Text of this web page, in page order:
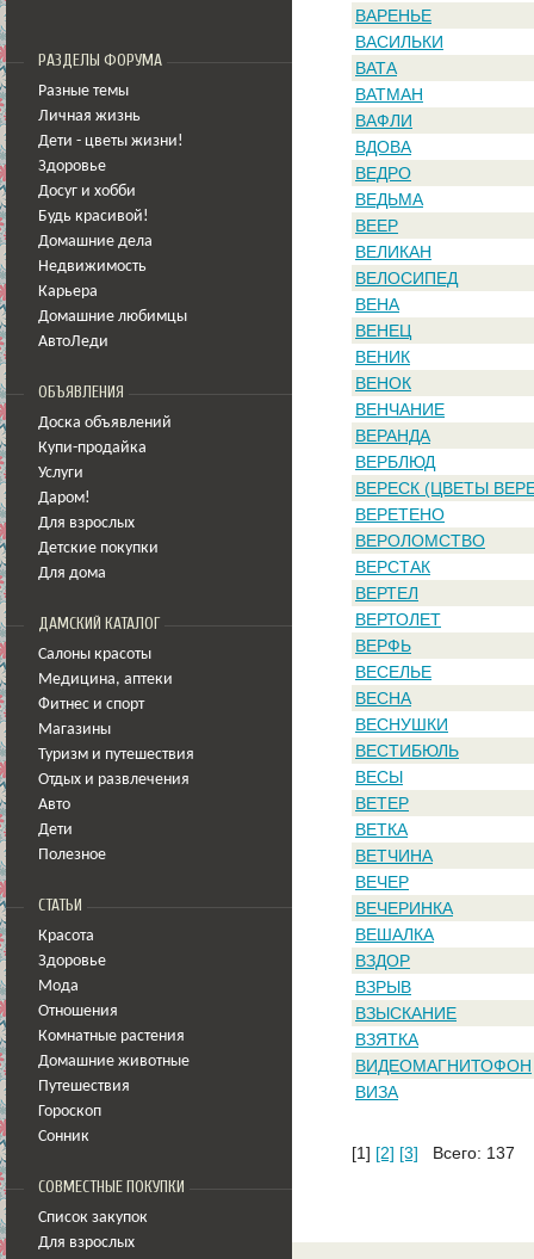
РАЗДЕЛЫ ФОРУМА
Разные темы
Личная жизнь
Дети - цветы жизни!
Здоровье
Досуг и хобби
Будь красивой!
Домашние дела
Недвижимость
Карьера
Домашние любимцы
АвтоЛеди
ОБЪЯВЛЕНИЯ
Доска объявлений
Купи-продайка
Услуги
Даром!
Для взрослых
Детские покупки
Для дома
ДАМСКИЙ КАТАЛОГ
Салоны красоты
Медицина, аптеки
Фитнес и спорт
Магазины
Туризм и путешествия
Отдых и развлечения
Авто
Дети
Полезное
СТАТЬИ
Красота
Здоровье
Мода
Отношения
Комнатные растения
Домашние животные
Путешествия
Гороскоп
Сонник
СОВМЕСТНЫЕ ПОКУПКИ
Список закупок
Для взрослых
ВАРЕНЬЕ
ВАСИЛЬКИ
ВАТА
ВАТМАН
ВАФЛИ
ВДОВА
ВЕДРО
ВЕДЬМА
ВЕЕР
ВЕЛИКАН
ВЕЛОСИПЕД
ВЕНА
ВЕНЕЦ
ВЕНИК
ВЕНОК
ВЕНЧАНИЕ
ВЕРАНДА
ВЕРБЛЮД
ВЕРЕСК (ЦВЕТЫ
ВЕРЕТЕНО
ВЕРОЛОМСТВО
ВЕРСТАК
ВЕРТЕЛ
ВЕРТОЛЕТ
ВЕРФЬ
ВЕСЕЛЬЕ
ВЕСНА
ВЕСНУШКИ
ВЕСТИБЮЛЬ
ВЕСЫ
ВЕТЕР
ВЕТКА
ВЕТЧИНА
ВЕЧЕР
ВЕЧЕРИНКА
ВЕШАЛКА
ВЗДОР
ВЗРЫВ
ВЗЫСКАНИЕ
ВЗЯТКА
ВИДЕОМАГНИТОФОН
ВИЗА
[1] [2] [3] Всего: 137